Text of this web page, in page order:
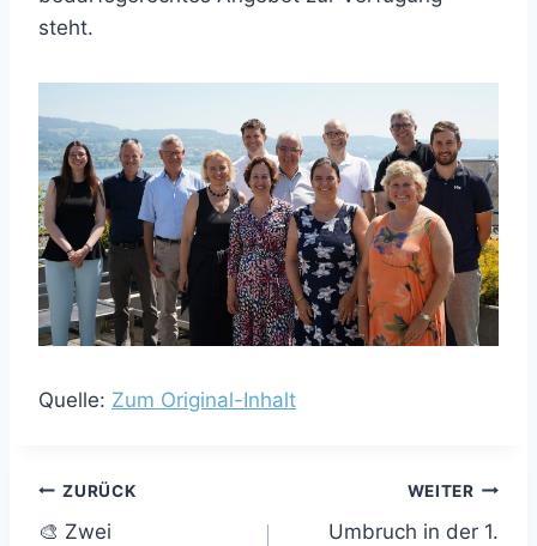
steht.
Quelle: Zum Original-Inhalt
Beitragsnavigation
ZURÜCK
🎨 Zwei
WEITER
Umbruch in der 1.